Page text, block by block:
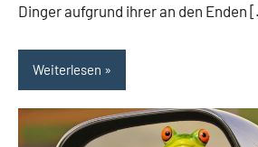
Dinger aufgrund ihrer an den Enden
Weiterlesen